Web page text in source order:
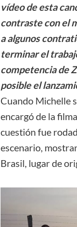
vídeo de esta
contraste con el
a algunos
terminar el
competencia de
posible el
Cuando Michelle
encargó de la
cuestión fue
escenario,
Brasil, lugar de